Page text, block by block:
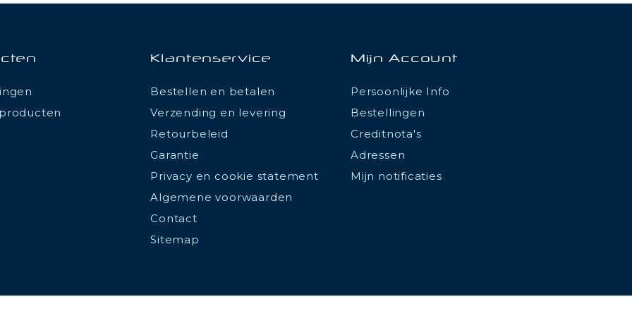
Klantenservice
Bestellen en betalen
Verzending en levering
Retourbeleid
Garantie
Privacy en cookie statement
Algemene voorwaarden
Contact
Sitemap
Mijn Account
Persoonlijke Info
Bestellingen
Creditnota's
Adressen
Mijn notificaties
de confidentialité, en garantissant la conformité avec les réglementations. Personnalisez vos préférences pour contrôler la manière